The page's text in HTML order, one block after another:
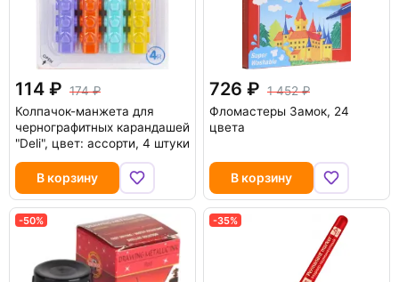
114
174
Колпачок-манжета для
чернографитных карандашей
"Deli", цвет: ассорти, 4 штуки
В корзину
726
1 452
Фломастеры Замок, 24
цвета
В корзину
-50% -35%